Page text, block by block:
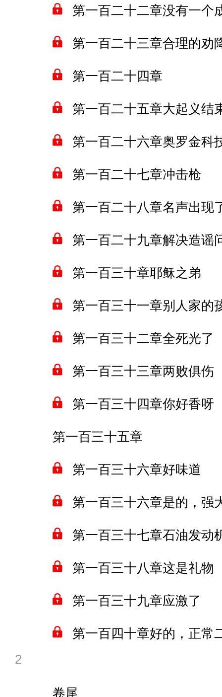
第一百二十二章没有一个
第一百二十三章合理的劝
第一百二十四章
第一百二十五章大起义结
第一百二十六章奥罗金科
第一百二十七章冲击枪
第一百二十八章名声出现
第一百二十九章解决造谣
第一百三十章耶稣之弟
第一百三十一章别人家的
第一百三十二章全死光了
第一百三十三章两败俱伤
第一百三十四章你好香呀
第一百三十五章
第一百三十六章好味道
第一百三十六章是的，强
第一百三十七章石油发动
第一百三十八章这是礼物
第一百三十九章应激了
第一百四十章好的，正常
2
卷尾